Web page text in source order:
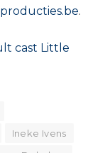
.
cast Little
Ineke Ivens